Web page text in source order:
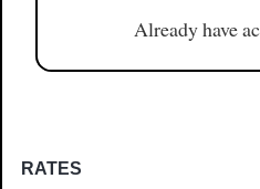
Already have
RATES